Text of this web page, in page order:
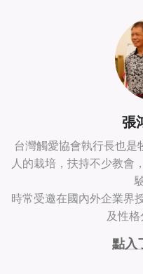
張
台灣觸愛協會執行長也是
人的栽培，扶持不少教會
時常受邀在國內外企業界
及性格
點入